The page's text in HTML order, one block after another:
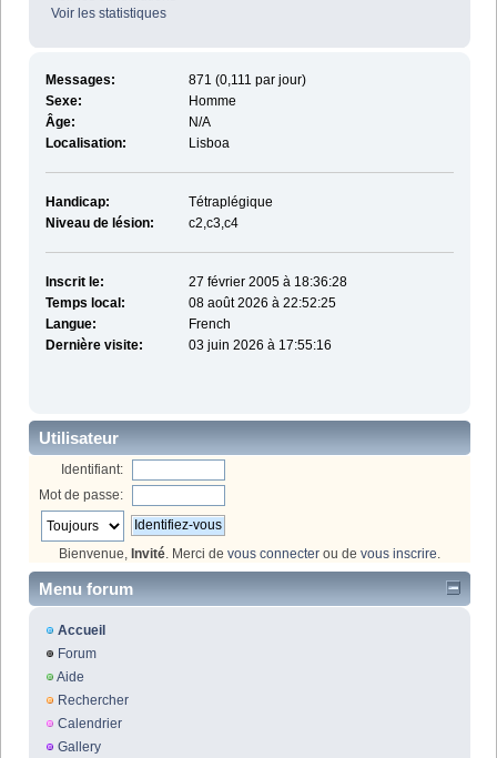
Voir les statistiques
Messages:
871 (0,111 par jour)
Sexe:
Homme
Âge:
N/A
Localisation:
Lisboa
Handicap:
Tétraplégique
Niveau de lésion:
c2,c3,c4
Inscrit le:
27 février 2005 à 18:36:28
Temps local:
08 août 2026 à 22:52:25
Langue:
French
Dernière visite:
03 juin 2026 à 17:55:16
Utilisateur
Identifiant:
Mot de passe:
Bienvenue, Invité . Merci de vous connecter ou de vous inscrire
Menu forum
Accueil
Forum
Aide
Rechercher
Calendrier
Gallery